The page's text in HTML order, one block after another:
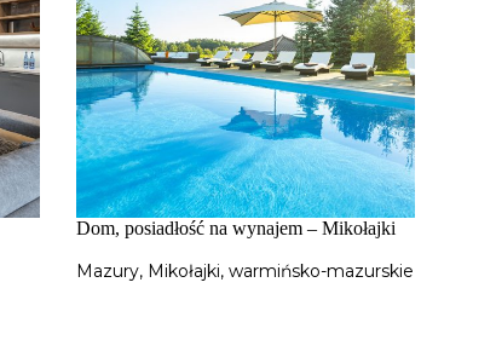
Dom, posiadłość na wynajem – Mikołajki
Mazury, Mikołajki, warmińsko-mazurskie